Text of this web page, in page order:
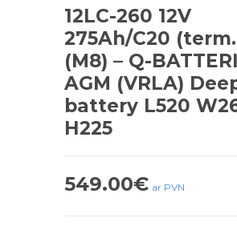
12LC-260 12V
275Ah/C20 (term.
(M8) – Q-
AGM (VRLA)
battery L520
H225
549.00€ ar PVN